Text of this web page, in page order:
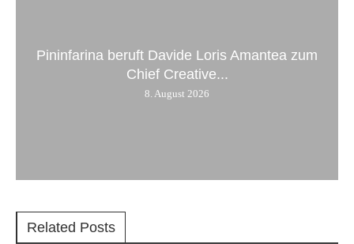
Pininfarina beruft Davide Loris Amantea zum
Chief Creative...
8. August 2026
Related Posts